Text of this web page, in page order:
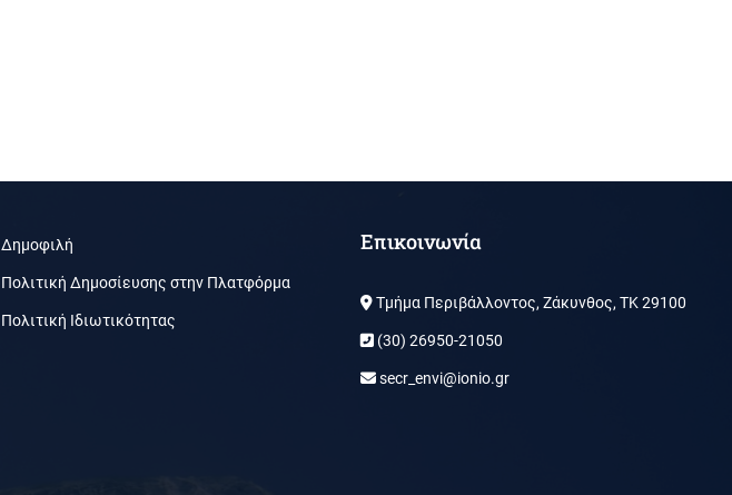
Δημοφιλή
Πολιτική Δημοσίευσης στην Πλατφόρμα
Πολιτική Ιδιωτικότητας
Επικοινωνία
Τμήμα Περιβάλλοντος, Ζάκυνθος, ΤΚ 29100
(30) 26950-21050
secr_envi@ionio.gr